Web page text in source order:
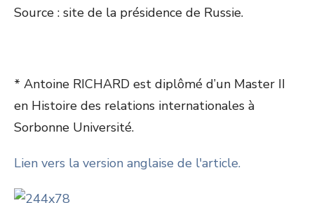
Source : site de la présidence de Russie.
* Antoine RICHARD est diplômé d’un Master II
en Histoire des relations internationales à
Sorbonne Université.
Lien vers la version anglaise de l'article.